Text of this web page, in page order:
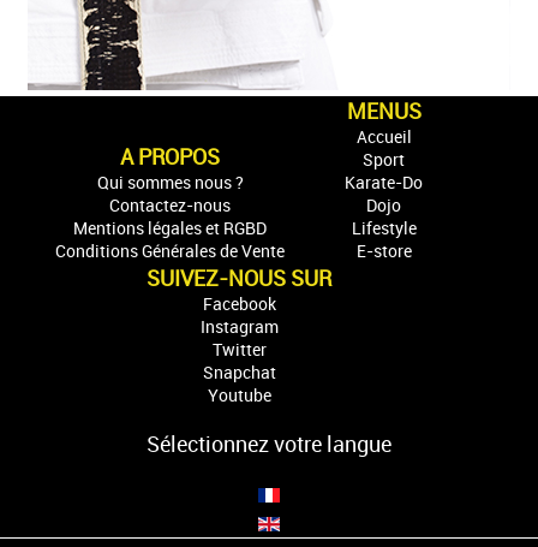
A PROPOS
Qui sommes nous ?
Contactez-nous
Mentions légales et RGBD
Conditions Générales de Vente
MENUS
Accueil
Sport
Karate-Do
Dojo
Lifestyle
E-store
SUIVEZ-NOUS SUR
Facebook
Instagram
Twitter
Snapchat
Youtube
Sélectionnez votre langue